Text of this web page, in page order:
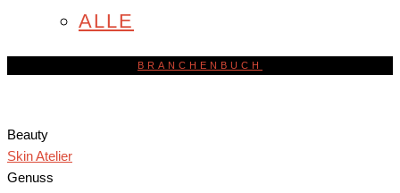
ALLE
BRANCHENBUCH
Beauty
Skin Atelier
Genuss